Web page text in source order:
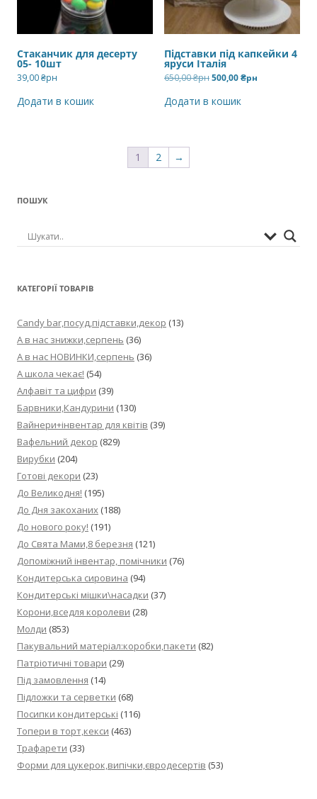
Стаканчик для десерту
05- 10шт
39,00₴рн
Додати в кошик
Підставки під капкейки 4
яруси Італія
650,00₴рнОригінальна
ціна:
500,00₴рн
Додати в кошик
1 2 →
ПОШУК
КАТЕГОРІЇ ТОВАРІВ
Candy bar,посуд,підставки,декор (13)
А в нас знижки,серпень (36)
А в нас НОВИНКИ,серпень (36)
А школа чекає! (54)
Алфавіт та цифри (39)
Барвники,Кандурини (130)
Вайнери+інвентар для квітів (39)
Вафельний декор (829)
Вирубки (204)
Готові декори (23)
До Великодня! (195)
До Дня закоханих (188)
До нового року! (191)
До Свята Мами,8 березня (121)
Допоміжний інвентар, помічники (76)
Кондитерська сировина (94)
Кондитерські мішки\насадки (37)
Корони,вседля королеви (28)
Молди (853)
Пакувальний матеріал:коробки,пакети (82)
Патріотичні товари (29)
Під замовлення (14)
Підложки та серветки (68)
Посипки кондитерські (116)
Топери в торт,кекси (463)
Трафарети (33)
Форми для цукерок,випічки,євродесертів (53)